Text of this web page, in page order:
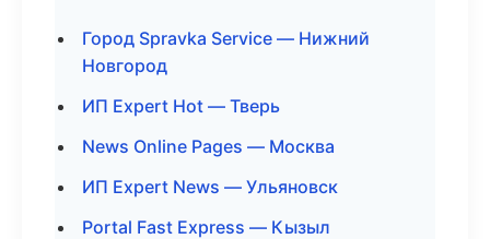
Город Spravka Service — Нижний
Новгород
ИП Expert Hot — Тверь
News Online Pages — Москва
ИП Expert News — Ульяновск
Portal Fast Express — Кызыл